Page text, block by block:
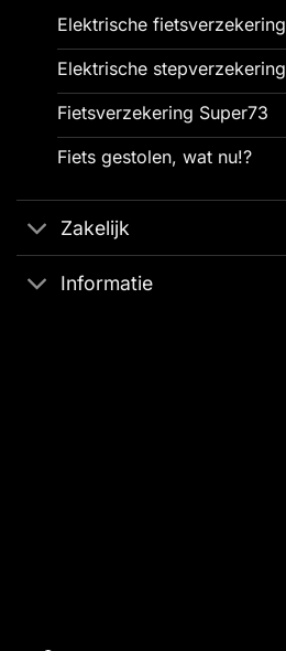
Elektrische fietsverzekering
Elektrische stepverzekering
Fietsverzekering Super73
Fiets gestolen, wat nu!?
Zakelijk
Informatie